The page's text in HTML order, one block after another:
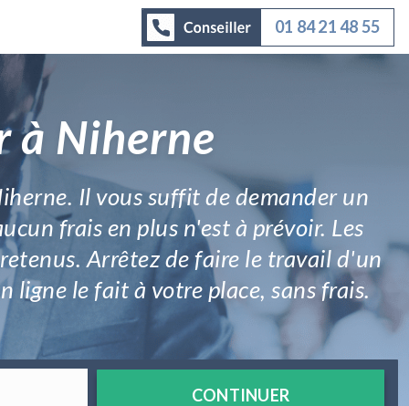
01 84 21 48 55
à Niherne
Il vous suffit de demander un
frais en plus n'est à prévoir. Les
Arrêtez de faire le travail d'un
ligne le fait à votre place, sans frais.
CONTINUER